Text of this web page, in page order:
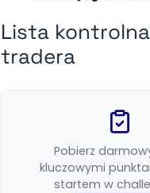
Lista
tradera
Pobierz
kluczowymi
startem w